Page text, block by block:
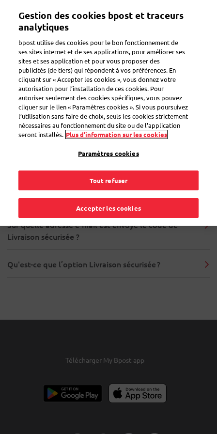
contenu
Toggle navigation
Search
Livraison sécurisée
« Livraison sécurisée »
Quand bpost envoie le code de Livraison sécurisée ?
Sur quelle adresse e-mail est envoyé le code de
Livraison sécurisée ?
Qu'est-ce que l’option Livraison sécurisée ?
Télécharger My Bpost app
Gestion des cookies bpost et traceurs
analytiques
bpost utilise des cookies pour le bon fonctionnement de
ses sites internet et de ses applications, pour améliorer ses
sites et ses application et pour vous proposer des
publicités (de tiers) qui répondent à vos préférences. En
cliquant sur « Accepter les cookies », vous donnez votre
autorisation pour l’installation de ces cookies. Pour
autoriser seulement des cookies spécifiques, vous pouvez
cliquer sur le lien « Paramètres cookies ». Si vous poursuivez
l’utilisation sans faire de choix, seuls les cookies strictement
nécessaires au fonctionnement du site ou de l’application
seront installés. Plus d’information sur les cookies
Paramètres cookies
Tout refuser
Accepter les cookies